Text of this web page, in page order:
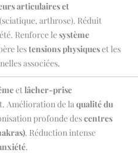
articulaires et
(sciatique, arthrose). Réduit
Renforce lesystème
lestensions physiqueset les
associées.
etlâcher-prise
Amélioration de laqualité du
profonde descentres
. Réduction intense
.